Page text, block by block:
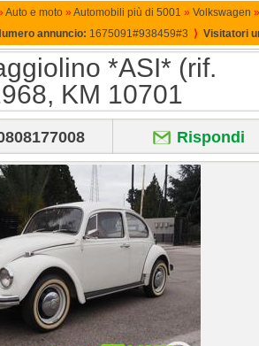
Auto e moto » Automobili più di 5001 » Volkswagen »
annuncio: 1675091#938459#3 ⟩ Visitatori
*ASI* (rif.
KM 10701
Rispondi